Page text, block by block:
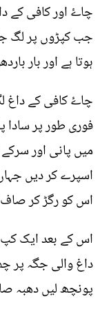
چاۓ اور کافی کے
جب کپڑوں پر لگ
ہوتا ہے اور بار
چاۓ کافی کے
فوری طور پر سادا
میں پانی اور
اسپرے کر دیں
اس کو رگڑ کر صاف
اس کے بعد ایک کپ
داغ والی جگہ پر
پونچھ لیں دھبہ